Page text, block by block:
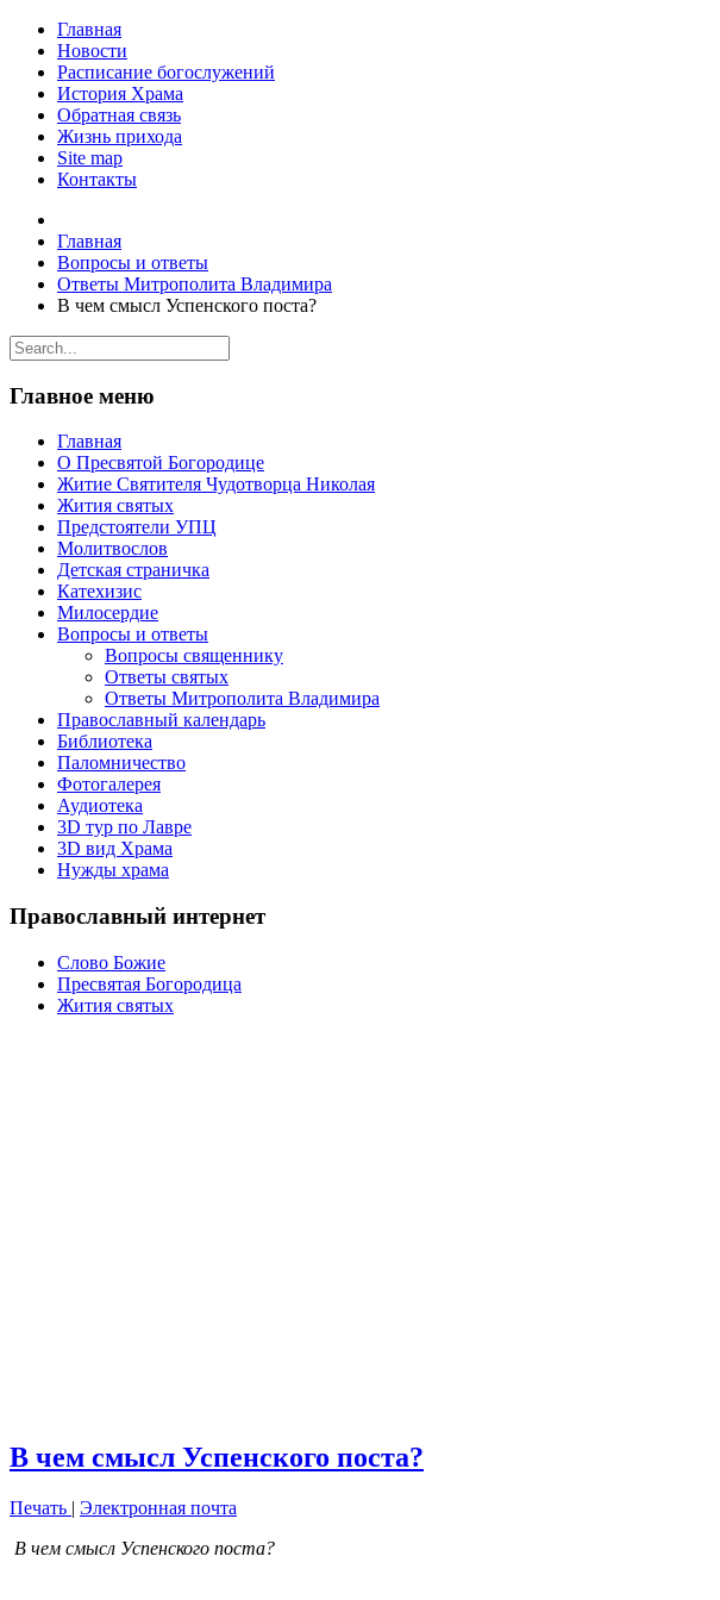
Главная
Новости
Расписание богослужений
История Храма
Обратная связь
Жизнь прихода
Site map
Контакты
Главная
Вопросы и ответы
Ответы Митрополита Владимира
В чем смысл Успенского поста?
Главное меню
Главная
О Пресвятой Богородице
Житие Святителя Чудотворца Николая
Жития святых
Предстоятели УПЦ
Молитвослов
Детская страничка
Катехизис
Милосердие
Вопросы и ответы
Вопросы священнику
Ответы святых
Ответы Митрополита Владимира
Православный календарь
Библиотека
Паломничество
Фотогалерея
Аудиотека
3D тур по Лавре
3D вид Храма
Нужды храма
Православный интернет
Слово Божие
Пресвятая Богородица
Жития святых
В чем смысл Успенского поста?
Печать | Электронная почта
В чем смысл Успенского поста?